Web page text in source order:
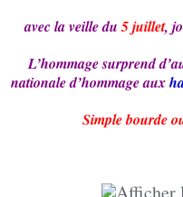
avec la veille du 5 juillet,
L’hommage surprend
nationale d’hommage aux
Simple bourde